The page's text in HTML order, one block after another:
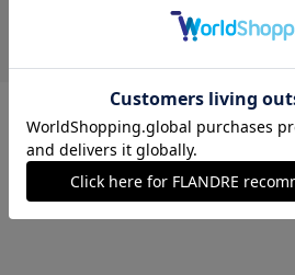
在庫なし
17(17号) 在庫なし